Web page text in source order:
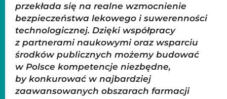
przekłada się na realne wzmocnienie
bezpieczeństwa lekowego i suwerenności
technologicznej. Dzięki współpracy
z partnerami naukowymi oraz wsparciu
środków publicznych możemy budować
w Polsce kompetencje niezbędne,
by konkurować w najbardziej
zaawansowanych obszarach farmacji